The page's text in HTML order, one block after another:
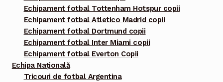
Echipament fotbal Tottenham Hotspur copii
Echipament fotbal Atletico Madrid copii
Echipament fotbal Dortmund copii
Echipament fotbal Inter Miami copii
Echipament fotbal Everton Copii
Echipa Națională
Tricouri de fotbal Argentina